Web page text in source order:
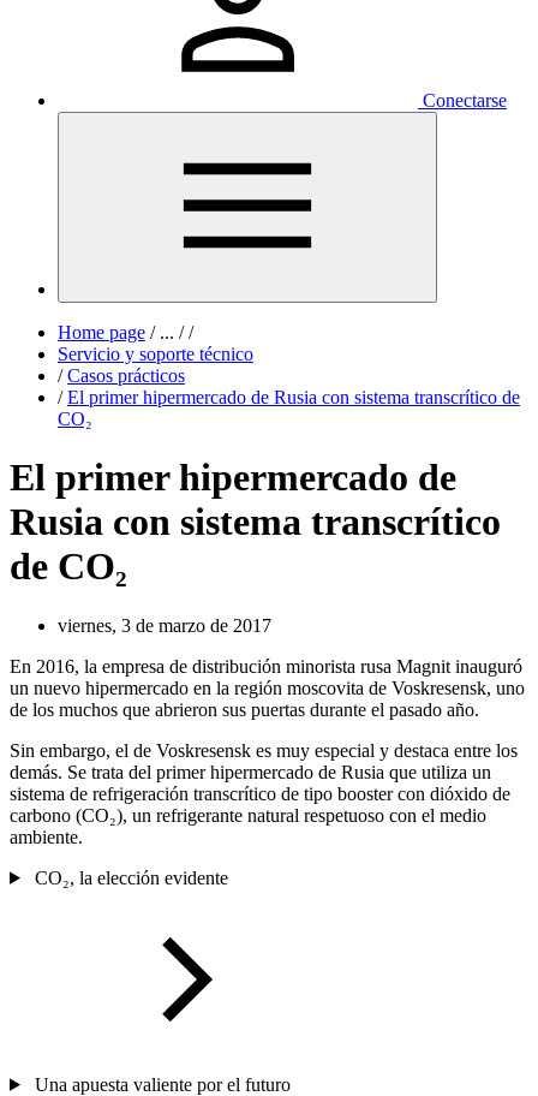
Conectarse
Home page /... / /
Servicio y soporte técnico
/ Casos prácticos
/ El primer hipermercado de Rusia con sistema transcrítico de
CO₂
El primer hipermercado de
Rusia con sistema transcrítico
de CO₂
viernes, 3 de marzo de 2017
En 2016, la empresa de distribución minorista rusa Magnit inauguró
un nuevo hipermercado en la región moscovita de Voskresensk, uno
de los muchos que abrieron sus puertas durante el pasado año.
Sin embargo, el de Voskresensk es muy especial y destaca entre los
demás. Se trata del primer hipermercado de Rusia que utiliza un
sistema de refrigeración transcrítico de tipo booster con dióxido de
carbono (CO₂), un refrigerante natural respetuoso con el medio
ambiente.
CO₂, la elección evidente
Una apuesta valiente por el futuro